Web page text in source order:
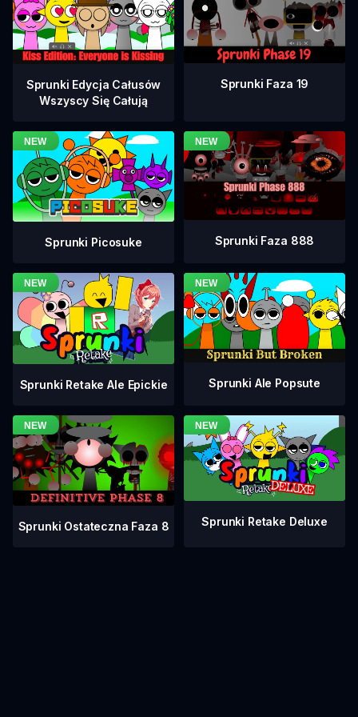
Sprunki Edycja Całusów
Wszyscy Się Całują
Sprunki Faza 19
Sprunki Picosuke Sprunki Faza 888
Sprunki Retake Ale Epickie Sprunki Ale Popsute
Sprunki Ostateczna Faza 8 Sprunki Retake Deluxe